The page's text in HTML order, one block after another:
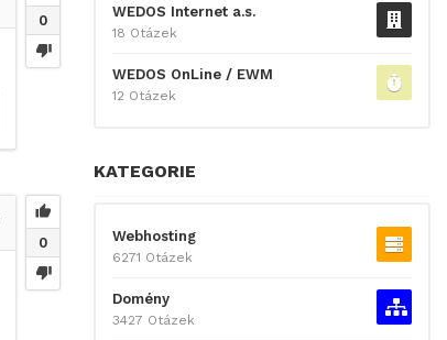
0
0
WEDOS Internet a.s.
18 Otázek
WEDOS OnLine / EWM
12 Otázek
KATEGORIE
Webhosting
6271 Otázek
Domény
3427 Otázek